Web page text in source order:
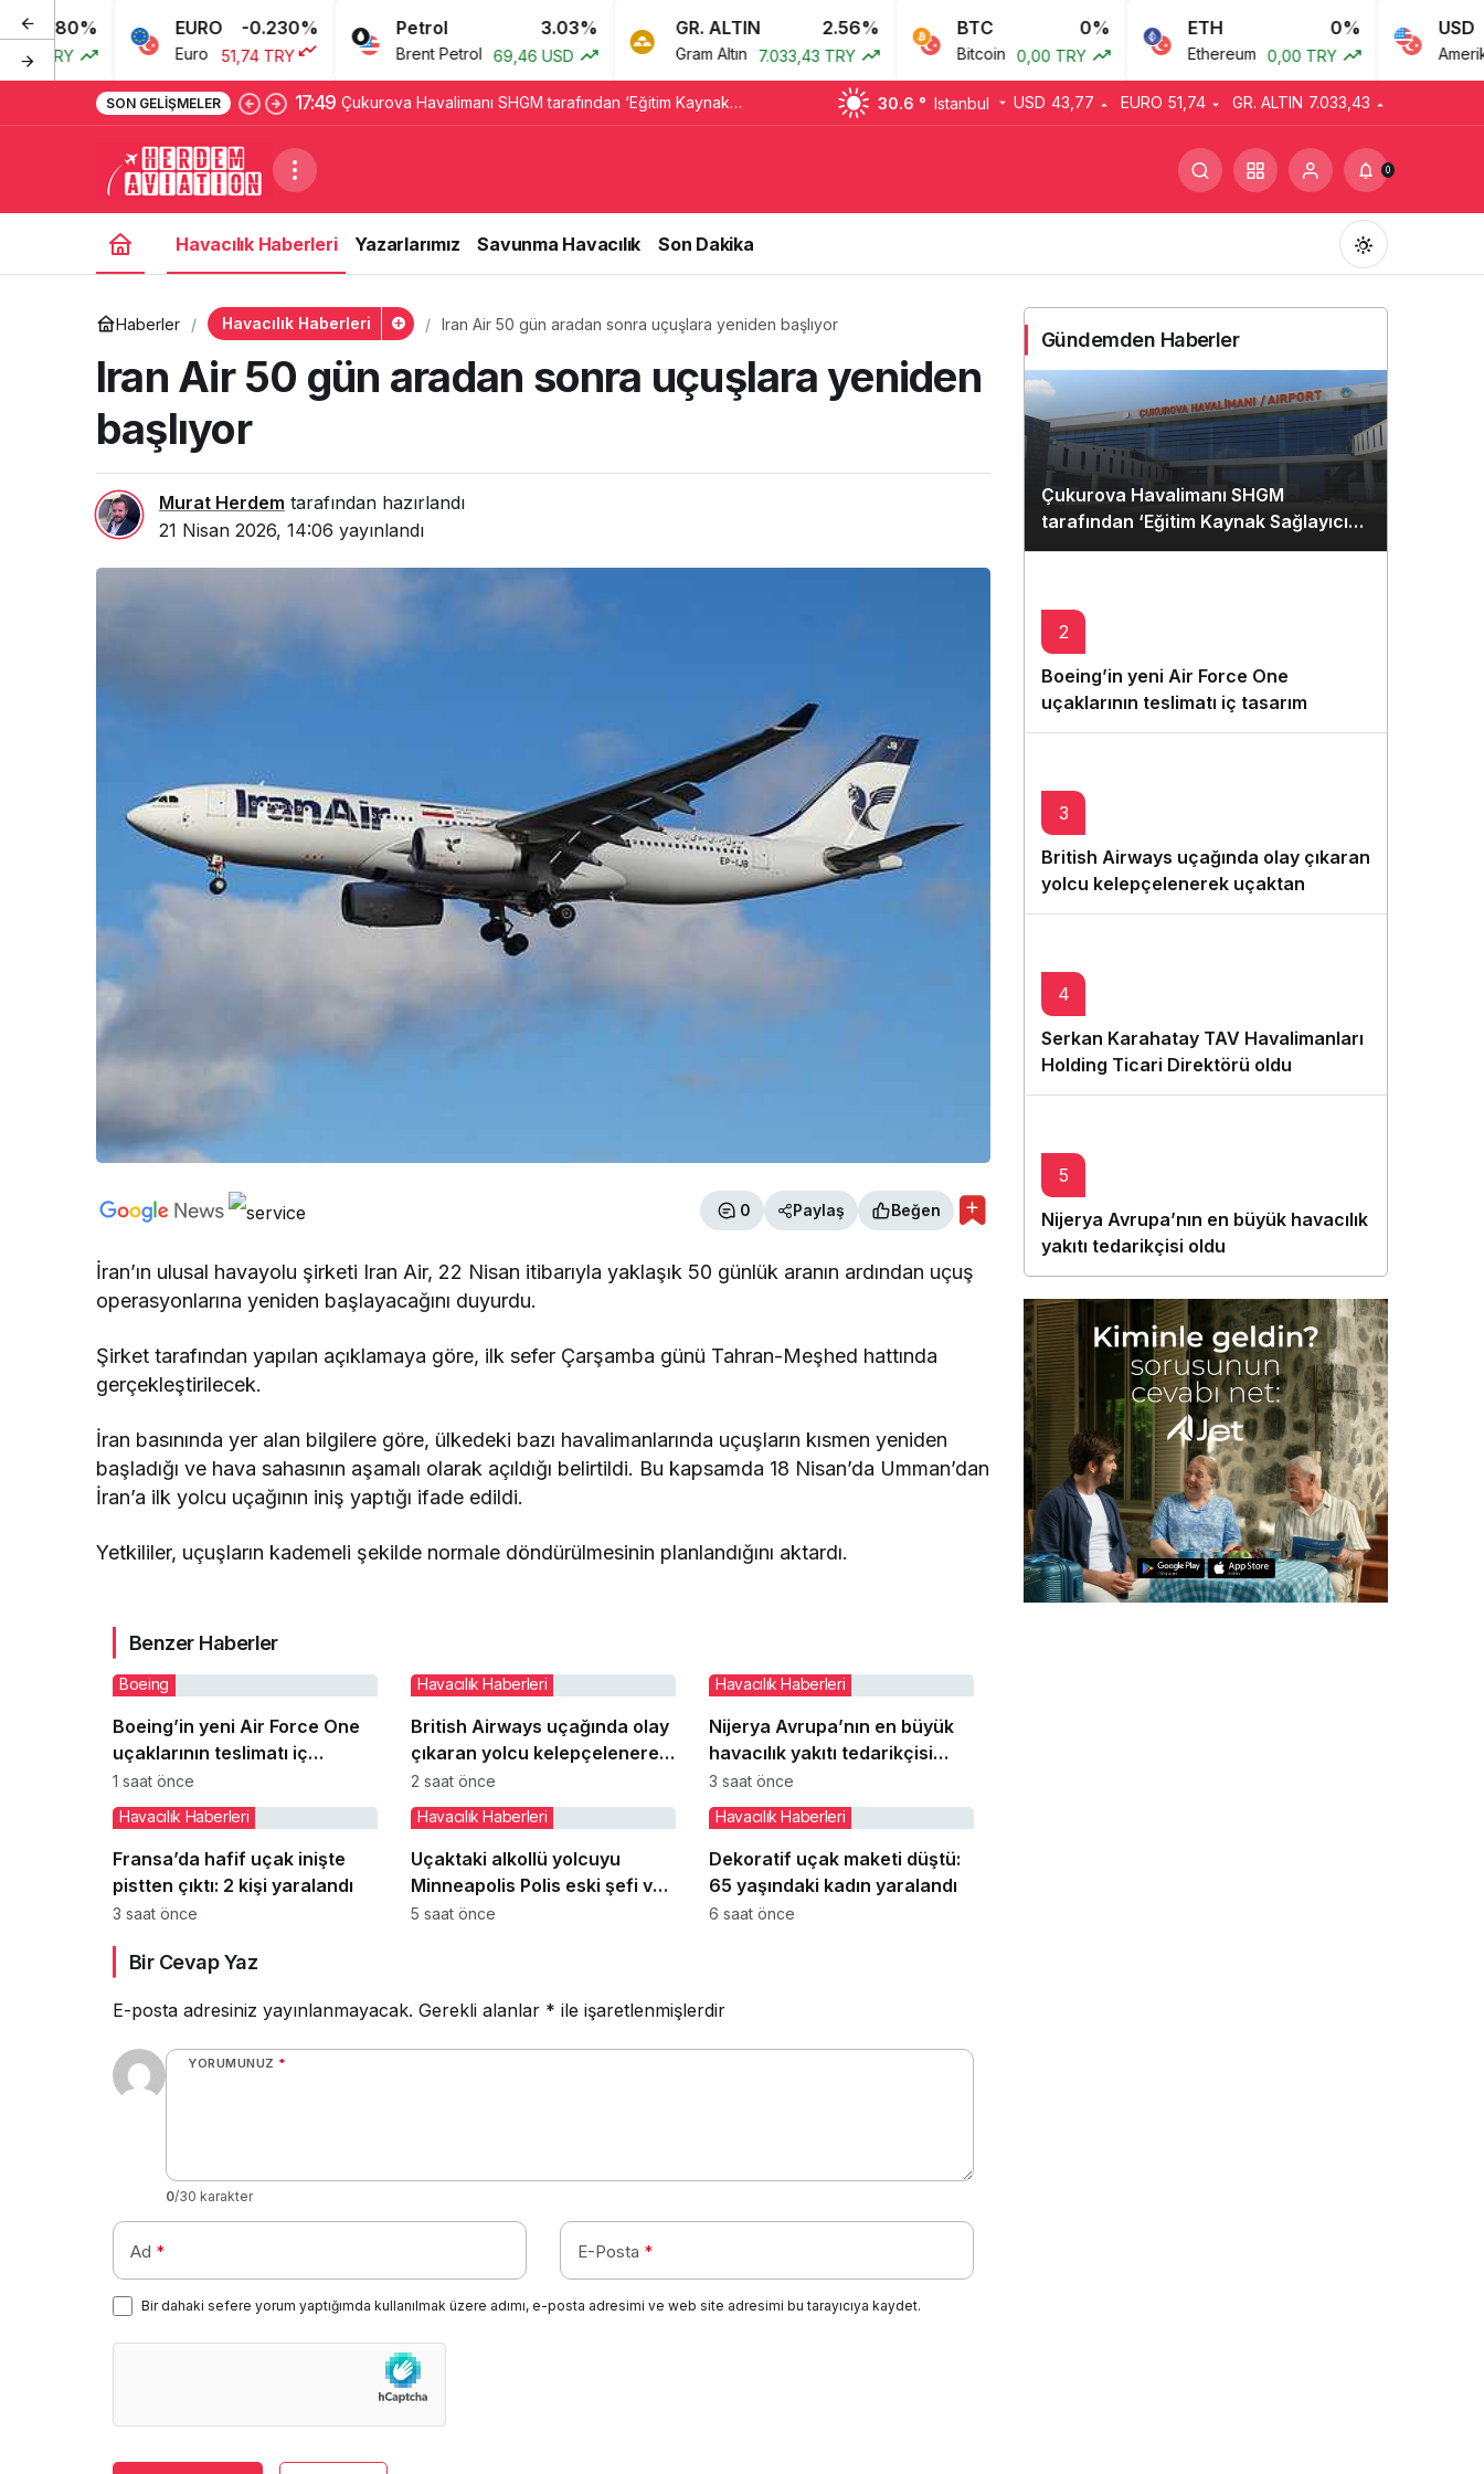
EURO -0.230%
Euro 51,74 TRY
Petrol
Brent Petrol 69,46 USD
GR. ALTIN 2.56%
Gram Altın 7.033,43 TRY
BTC
Bitcoin 0,00 TRY
ETH
Ethereum 0,00 TRY
USD
Amerikan
SON GELIŞMELER 17:49 Çukurova Havalimanı SHGM tarafından ‘Eğitim Kaynak 30.6 ° Istanbul USD 43,77 EURO 51,74 GR. ALTIN 7.033,43
0
Havacılık Haberleri Yazarlarımız Savunma Havacılık Son Dakika
Gündüz Modu
Gündüz modunu seçin.
Gece Modu
Gece modunu seçin.
Haberler Havacılık Haberleri Iran Air 50 gün aradan sonra uçuşlara yeniden başlıyor
Iran Air 50 gün aradan sonra uçuşlara yeniden
başlıyor
Murat Herdem tarafından hazırlandı
21 Nisan 2026, 14:06 yayınlandı
0 Paylaş Beğen
İran’ın ulusal havayolu şirketi Iran Air, 22 Nisan itibarıyla yaklaşık 50 günlük aranın ardından uçuş
operasyonlarına yeniden başlayacağını duyurdu.
Şirket tarafından yapılan açıklamaya göre, ilk sefer Çarşamba günü Tahran-Meşhed hattında
gerçekleştirilecek.
İran basınında yer alan bilgilere göre, ülkedeki bazı havalimanlarında uçuşların kısmen yeniden
başladığı ve hava sahasının aşamalı olarak açıldığı belirtildi. Bu kapsamda 18 Nisan’da Umman’dan
İran’a ilk yolcu uçağının iniş yaptığı ifade edildi.
Yetkililer, uçuşların kademeli şekilde normale döndürülmesinin planlandığını aktardı.
Benzer Haberler
Boeing’in yeni Air Force One
uçaklarının teslimatı iç
tasarım sorunları yüzünden
gecikiyor
Boeing
1 saat önce
British Airways uçağında olay
çıkaran yolcu kelepçelenerek
uçaktan indirildi
Havacılık Haberleri
2 saat önce
Nijerya Avrupa’nın en büyük
havacılık yakıtı tedarikçisi
oldu
Havacılık Haberleri
3 saat önce
Fransa’da hafif uçak inişte
pistten çıktı: 2 kişi yaralandı
Havacılık Haberleri
3 saat önce
Uçaktaki alkollü yolcuyu
Minneapolis Polis eski şefi ve
iki polis memuru etkisiz hale
Havacılık Haberleri
5 saat önce
Dekoratif uçak maketi düştü:
65 yaşındaki kadın yaralandı
Havacılık Haberleri
6 saat önce
Bir Cevap Yaz
E-posta adresiniz yayınlanmayacak. Gerekli alanlar * ile işaretlenmişlerdir
YORUMUNUZ *
0/30 karakter
Ad * E-Posta *
Bir dahaki sefere yorum yaptığımda kullanılmak üzere adımı, e-posta adresimi ve web site adresimi bu tarayıcıya kaydet.
Gündemden Haberler
Çukurova Havalimanı SHGM
tarafından ‘Eğitim Kaynak Sağlayıcısı
ve Sınav Merkezi’ olarak
2
Boeing’in yeni Air Force One
uçaklarının teslimatı iç tasarım
sorunları yüzünden gecikiyor
3
British Airways uçağında olay çıkaran
yolcu kelepçelenerek uçaktan
indirildi
4
Serkan Karahatay TAV Havalimanları
Holding Ticari Direktörü oldu
5
Nijerya Avrupa’nın en büyük havacılık
yakıtı tedarikçisi oldu